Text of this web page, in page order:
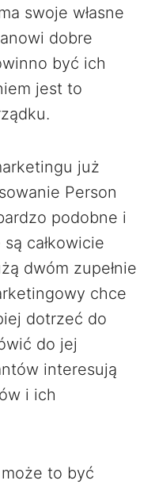
swoje własne
dobre
być ich
jest to
już
Person
podobne i
całkowicie
dwóm zupełnie
chce
dotrzeć do
do jej
interesują
i ich
to być